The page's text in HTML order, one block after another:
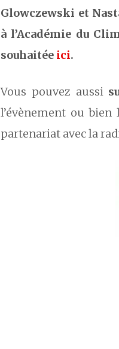
Glowczewski et
à l’Académie du
souhaitée ici.
Vous pouvez aussi
l’évènement ou bien
partenariat avec la